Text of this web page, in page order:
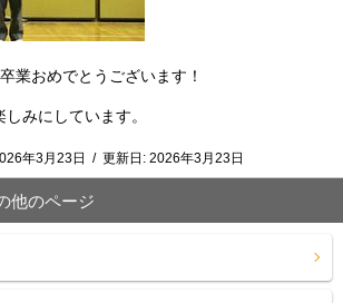
業おめでとうございます！
みにしています。
年3月23日 / 更新日: 2026年3月23日
他のページ